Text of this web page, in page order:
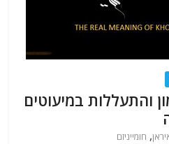
והתעללות במיעוטים
, חומייניזם